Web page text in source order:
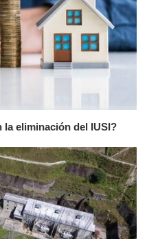
la eliminación del IUSI?